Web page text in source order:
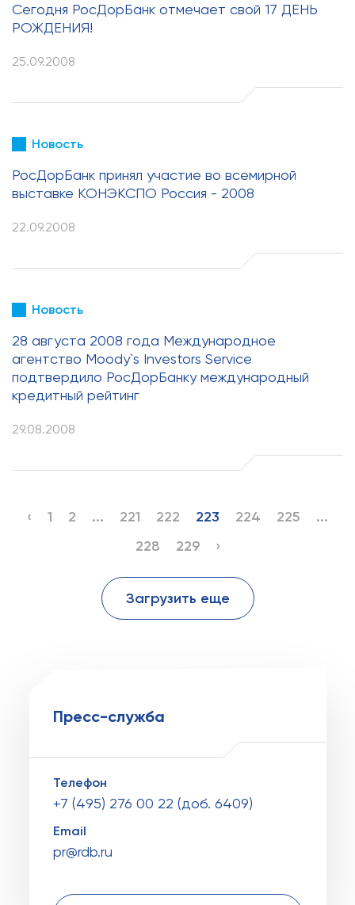
Cегодня РосДорБанк отмечает свой 17 ДЕНЬ
РОЖДЕНИЯ!
25.09.2008
Новость
РосДорБанк принял участие во всемирной
выставке КОНЭКСПО Россия - 2008
22.09.2008
Новость
28 августа 2008 года Международное
агентство Moody`s Investors Service
подтвердило РосДорБанку международный
кредитный рейтинг
29.08.2008
‹ 1 2 ... 221 222 223 224 225
...
228
229 ›
Загрузить еще
Пресс-служба
Телефон
+7 (495) 276 00 22 (доб. 6409)
Email
pr@rdb.ru